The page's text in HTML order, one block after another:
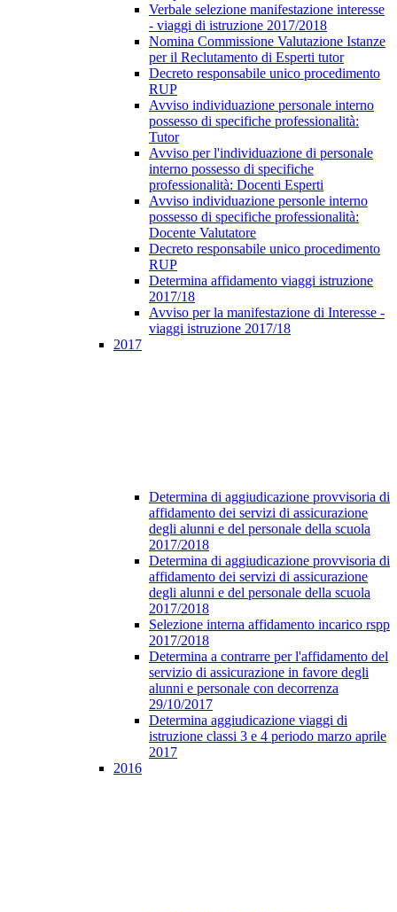
Verbale selezione manifestazione interesse
- viaggi di istruzione 2017/2018
Nomina Commissione Valutazione Istanze
per il Reclutamento di Esperti tutor
Decreto responsabile unico procedimento
RUP
Avviso individuazione personale interno
possesso di specifiche professionalità:
Tutor
Avviso per l'individuazione di personale
interno possesso di specifiche
professionalità: Docenti Esperti
Avviso individuazione personle interno
possesso di specifiche professionalità:
Docente Valutatore
Decreto responsabile unico procedimento
RUP
Determina affidamento viaggi istruzione
2017/18
Avviso per la manifestazione di Interesse -
viaggi istruzione 2017/18
2017
Determina di aggiudicazione provvisoria di
affidamento dei servizi di assicurazione
degli alunni e del personale della scuola
2017/2018
Determina di aggiudicazione provvisoria di
affidamento dei servizi di assicurazione
degli alunni e del personale della scuola
2017/2018
Selezione interna affidamento incarico rspp
2017/2018
Determina a contrarre per l'affidamento del
servizio di assicurazione in favore degli
alunni e personale con decorrenza
29/10/2017
Determina aggiudicazione viaggi di
istruzione classi 3 e 4 periodo marzo aprile
2017
2016